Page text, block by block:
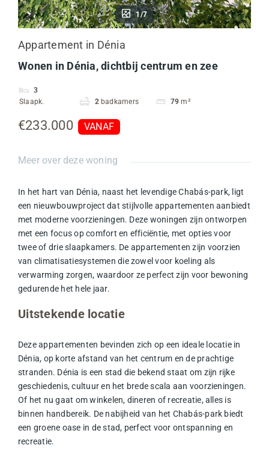
1/7
Appartement in Dénia
Wonen in Dénia, dichtbij centrum en zee
3
Slaapk.
2 badkamers 79 m²
€233.000 VANAF
Meer over deze woning
In het hart van Dénia, naast het levendige Chabás-park, ligt
een nieuwbouwproject dat stijlvolle appartementen aanbiedt
met moderne voorzieningen. Deze woningen zijn ontworpen
met een focus op comfort en efficiëntie, met opties voor
twee of drie slaapkamers. De appartementen zijn voorzien
van climatisatiesystemen die zowel voor koeling als
verwarming zorgen, waardoor ze perfect zijn voor bewoning
gedurende het hele jaar.
Uitstekende locatie
Deze appartementen bevinden zich op een ideale locatie in
Dénia, op korte afstand van het centrum en de prachtige
stranden. Dénia is een stad die bekend staat om zijn rijke
geschiedenis, cultuur en het brede scala aan voorzieningen.
Of het nu gaat om winkelen, dineren of recreatie, alles is
binnen handbereik. De nabijheid van het Chabás-park biedt
een groene oase in de stad, perfect voor ontspanning en
recreatie.